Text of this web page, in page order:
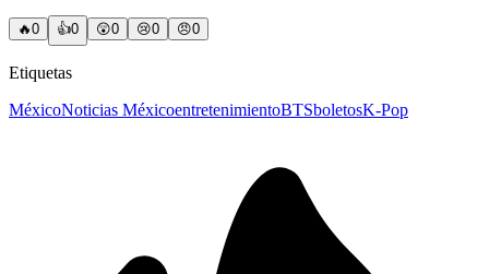
🔥0 👍0 😲0 😢0 😠0
Etiquetas
MéxicoNoticias MéxicoentretenimientoBTSboletosK-Pop